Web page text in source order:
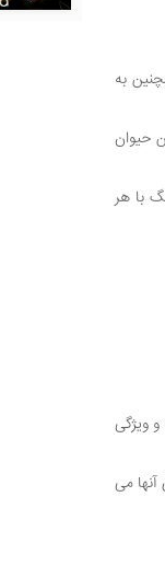
به
حیوان
با هر
ویژگی
می